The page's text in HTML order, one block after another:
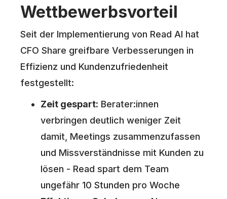
Wettbewerbsvorteil
Seit der Implementierung von Read AI hat
CFO Share greifbare Verbesserungen in
Effizienz und Kundenzufriedenheit
festgestellt:
Zeit gespart: Berater:innen
verbringen deutlich weniger Zeit
damit, Meetings zusammenzufassen
und Missverständnisse mit Kunden zu
lösen - Read spart dem Team
ungefähr 10 Stunden pro Woche